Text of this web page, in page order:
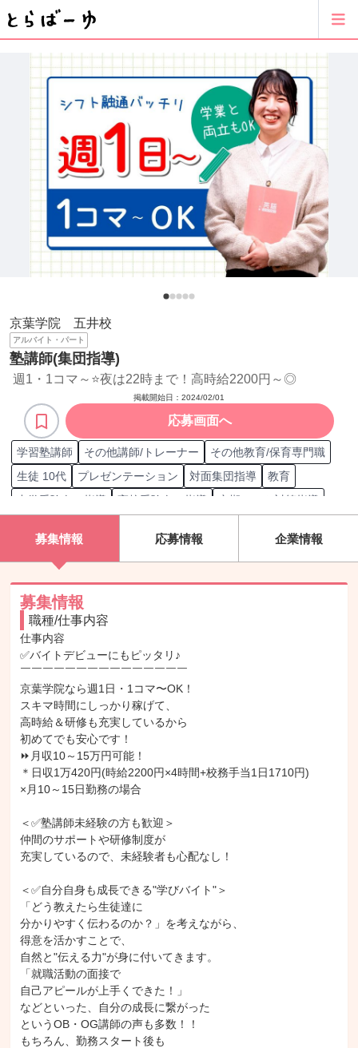
京葉学院 五井校
アルバイト・パート
塾講師(集団指導)
週1・1コマ～⭐夜は22時まで！高時給2200円～◎
掲載開始日： 2024/02/01
応募画面へ
学習塾講師 その他講師/トレーナー
その他教育/保育専門職
生徒 10代
プレゼンテーション 対面集団指導
教育
中学受験向け指導
高校受験向け指導
定期テスト対策指導
社会全般指導
日本史指導
英語ライティング
募集情報 応募情報 企業情報
募集情報
職種/仕事内容
仕事内容
✅バイトデビューにもピッタリ♪
￣￣￣￣￣￣￣￣￣￣￣￣￣￣￣
京葉学院なら週1日・1コマ〜OK！
スキマ時間にしっかり稼げて、
高時給＆研修も充実しているから
初めてでも安心です！
⏩月収10～15万円可能！
＊日収1万420円(時給2200円×4時間+校務手当1日1710円)
×月10～15日勤務の場合
＜✅塾講師未経験の方も歓迎＞
仲間のサポートや研修制度が
充実しているので、未経験者も心配なし！
＜✅自分自身も成長できる"学びバイト"＞
「どう教えたら生徒達に
分かりやすく伝わるのか？」を考えながら、
得意を活かすことで、
自然と"伝える力"が身に付いてきます。
「就職活動の面接で
自己アピールが上手くできた！」
などといった、自分の成長に繋がった
というOB・OG講師の声も多数！！
もちろん、勤務スタート後も